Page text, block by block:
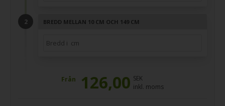
BREDD MELLAN 10 CM OCH 149 CM
Från 126,00 SEK
inkl. moms